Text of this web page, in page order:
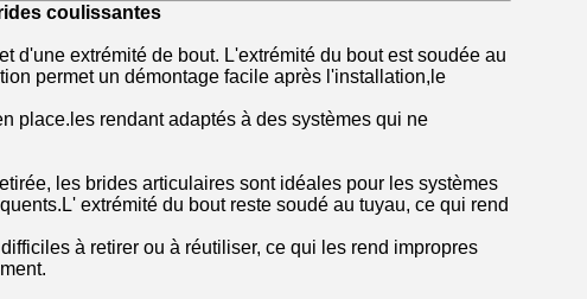
coulissantes
d'une extrémité de bout. L'extrémité du bout est soudée au
permet un démontage facile après l'installation,le
place.les rendant adaptés à des systèmes qui ne
les brides articulaires sont idéales pour les systèmes
extrémité du bout reste soudé au tuyau, ce qui rend
à retirer ou à réutiliser, ce qui les rend impropres